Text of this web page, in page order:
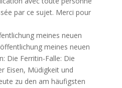
meines neuen